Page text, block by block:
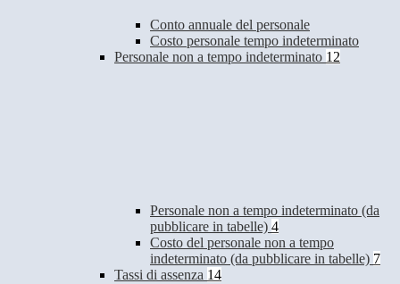
Conto annuale del personale
Costo personale tempo indeterminato
Personale non a tempo indeterminato 12
Personale non a tempo indeterminato (da
pubblicare in tabelle) 4
Costo del personale non a tempo
indeterminato (da pubblicare in tabelle) 7
Tassi di assenza 14